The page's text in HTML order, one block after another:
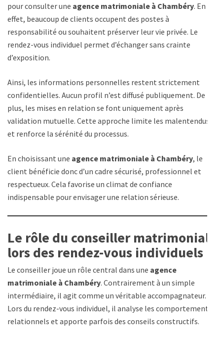
pour consulter une agence matrimoniale à Chambéry. En
effet, beaucoup de clients occupent des postes à
responsabilité ou souhaitent préserver leur vie privée. Le
rendez-vous individuel permet d’échanger sans crainte
d’exposition.
Ainsi, les informations personnelles restent strictement
confidentielles. Aucun profil n’est diffusé publiquement. De
plus, les mises en relation se font uniquement après
validation mutuelle. Cette approche limite les malentendus
et renforce la sérénité du processus.
En choisissant une agence matrimoniale à Chambéry, le
client bénéficie donc d’un cadre sécurisé, professionnel et
respectueux. Cela favorise un climat de confiance
indispensable pour envisager une relation sérieuse.
Le rôle du conseiller matrimonial
lors des rendez-vous individuels
Le conseiller joue un rôle central dans une agence
matrimoniale à Chambéry. Contrairement à un simple
intermédiaire, il agit comme un véritable accompagnateur.
Lors du rendez-vous individuel, il analyse les comportements
relationnels et apporte parfois des conseils constructifs.